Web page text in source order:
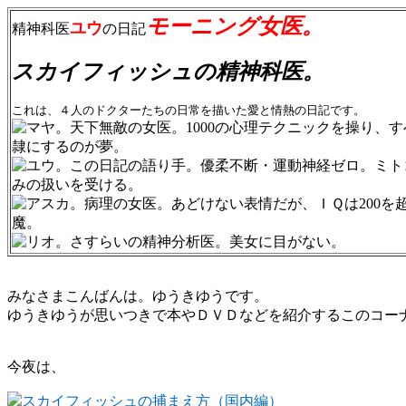
精神科医ユウの日記モーニング女医。
スカイフィッシュの精神科医。
これは、４人のドクターたちの日常を描いた愛と情熱の日記です。
みなさまこんばんは。ゆうきゆうです。
ゆうきゆうが思いつきで本やＤＶＤなどを紹介するこのコー
今夜は、
スカイフィッシュの捕まえ方（国内編）